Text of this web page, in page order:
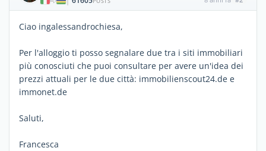
Ciao ingalessandrochiesa,
Per l'alloggio ti posso segnalare due tra i siti immobiliari
più conosciuti che puoi consultare per avere un'idea dei
prezzi attuali per le due città: immobilienscout24.de e
immonet.de
Saluti,
Francesca